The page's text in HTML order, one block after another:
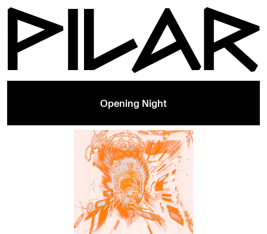
Opening Night